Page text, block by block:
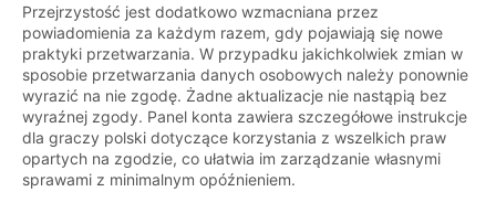
Przejrzystość jest dodatkowo wzmacniana przez
powiadomienia za każdym razem, gdy pojawiają się nowe
praktyki przetwarzania. W przypadku jakichkolwiek zmian w
sposobie przetwarzania danych osobowych należy ponownie
wyrazić na nie zgodę. Żadne aktualizacje nie nastąpią bez
wyraźnej zgody. Panel konta zawiera szczegółowe instrukcje
dla graczy polski dotyczące korzystania z wszelkich praw
opartych na zgodzie, co ułatwia im zarządzanie własnymi
sprawami z minimalnym opóźnieniem.